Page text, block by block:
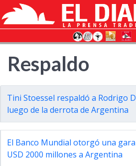
Respaldo
Tini Stoessel respaldó a Rodrigo
luego de la derrota de Argentina
El Banco Mundial otorgó una
USD 2000 millones a Argentina